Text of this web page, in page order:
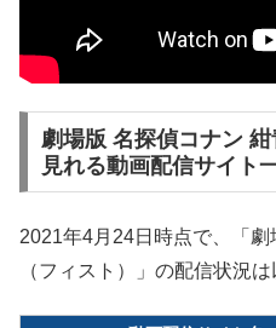
劇場版 名探偵コナン
見れる動画配信サイト
2021年4月24日時点で、「
（フィスト）」の配信状況